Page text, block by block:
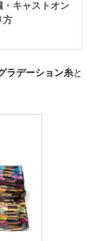
キャストオン
方
ラデーション糸と